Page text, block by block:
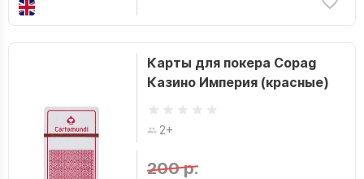
Карты для покера Copag
Казино Империя (красные)
2+
200 р.